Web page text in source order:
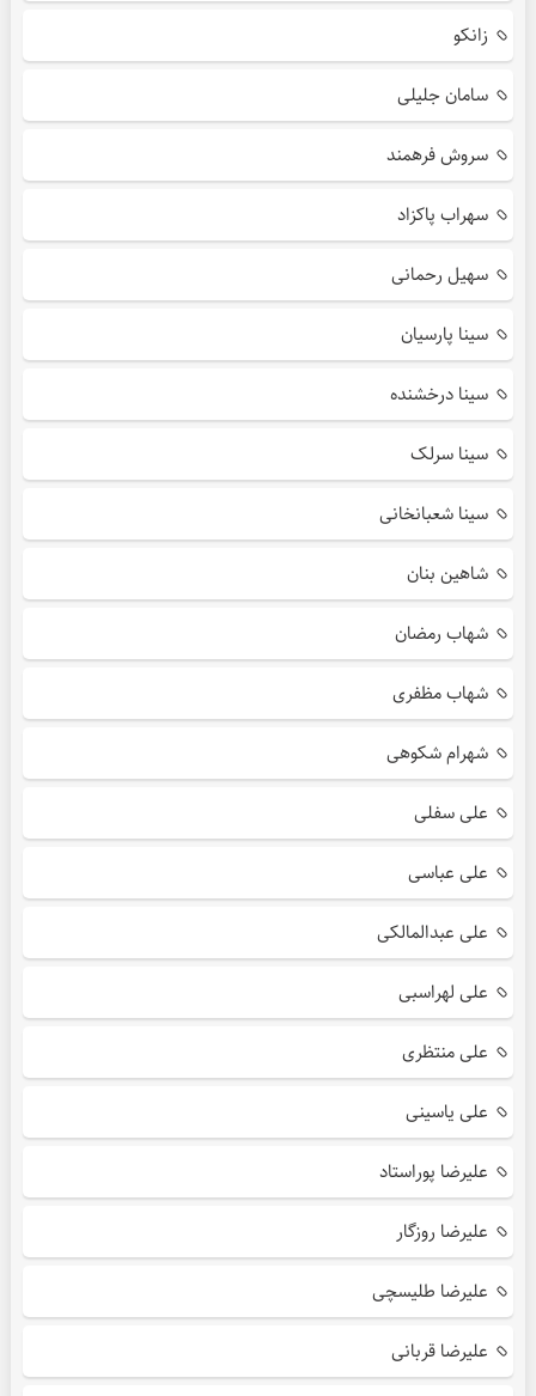
زانکو
سامان جلیلی
سروش فرهمند
سهراب پاکزاد
سهیل رحمانی
سینا پارسیان
سینا درخشنده
سینا سرلک
سینا شعبانخانی
شاهین بنان
شهاب رمضان
شهاب مظفری
شهرام شکوهی
علی سفلی
علی عباسی
علی عبدالمالکی
علی لهراسبی
علی منتظری
علی یاسینی
علیرضا پوراستاد
علیرضا روزگار
علیرضا طلیسچی
علیرضا قربانی